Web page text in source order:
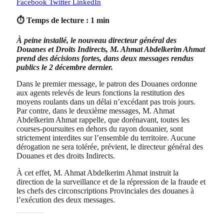
Facebook Twitter LinkedIn
⏱ Temps de lecture : 1 min
À peine installé, le nouveau directeur général des
Douanes et Droits Indirects, M. Ahmat Abdelkerim Ahmat
prend des décisions fortes, dans deux messages rendus
publics le 2 décembre dernier.
Dans le premier message, le patron des Douanes ordonne
aux agents relevés de leurs fonctions la restitution des
moyens roulants dans un délai n’excédant pas trois jours.
Par contre, dans le deuxième messages, M. Ahmat
Abdelkerim Ahmat rappelle, que dorénavant, toutes les
courses-poursuites en dehors du rayon douanier, sont
strictement interdites sur l’ensemble du territoire. Aucune
dérogation ne sera tolérée, prévient, le directeur général des
Douanes et des droits Indirects.
À cet effet, M. Ahmat Abdelkerim Ahmat instruit la
direction de la surveillance et de la répression de la fraude et
les chefs des circonscriptions Provinciales des douanes à
l’exécution des deux messages.